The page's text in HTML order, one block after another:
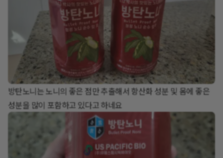
방탄노니는 노니의 좋은 점만 추출해서 항산화 성분 및 몸에 좋은
성분을 많이 포함하고 있다고 하네요